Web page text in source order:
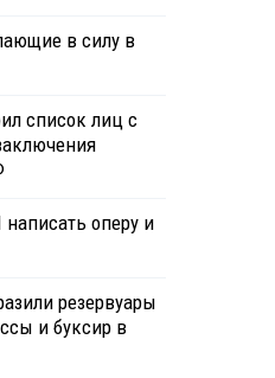
в силу в
список лиц с
оперу и
резервуары
и буксир в